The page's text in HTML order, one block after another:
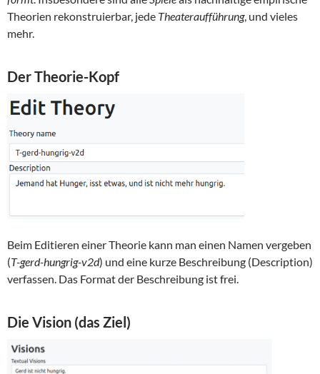
Theorien rekonstruierbar, jede Theateraufführung, und vieles
mehr.
Der Theorie-Kopf
Beim Editieren einer Theorie kann man einen Namen vergeben
(T-gerd-hungrig-v2d) und eine kurze Beschreibung (Description)
verfassen. Das Format der Beschreibung ist frei.
Die Vision (das Ziel)